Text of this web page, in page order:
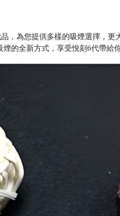
，為您提供多樣的吸煙選擇，
的全新方式，享受悅刻6代帶給